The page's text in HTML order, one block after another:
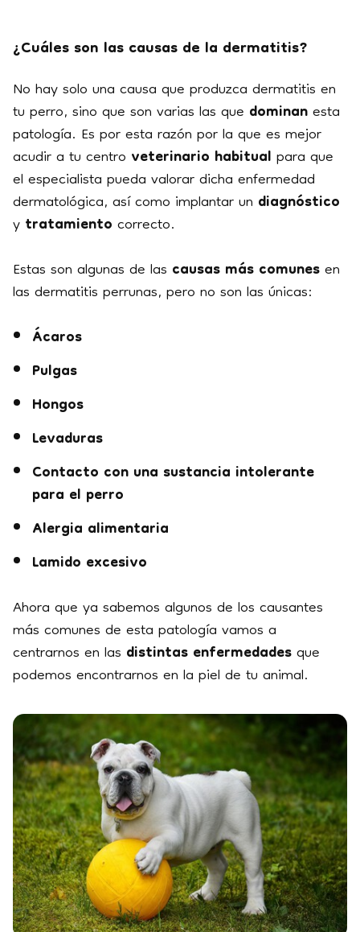
¿Cuáles son las causas de la dermatitis?
No hay solo una causa que produzca dermatitis en
tu perro, sino que son varias las quedominanesta
patología. Es por esta razón por la que es mejor
acudir a tu centroveterinario habitualpara que
el especialista pueda valorar dicha enfermedad
dermatológica, así como implantar undiagnóstico
ytratamientocorrecto.
Estas son algunas de lascausas más comunesen
las dermatitis perrunas, pero no son las únicas:
Ácaros
Pulgas
Hongos
Levaduras
Contacto con una sustancia intolerante
para el perro
Alergia alimentaria
Lamido excesivo
Ahora que ya sabemos algunos de los causantes
más comunes de esta patología vamos a
centrarnos en lasdistintas enfermedadesque
podemos encontrarnos en la piel de tu animal.